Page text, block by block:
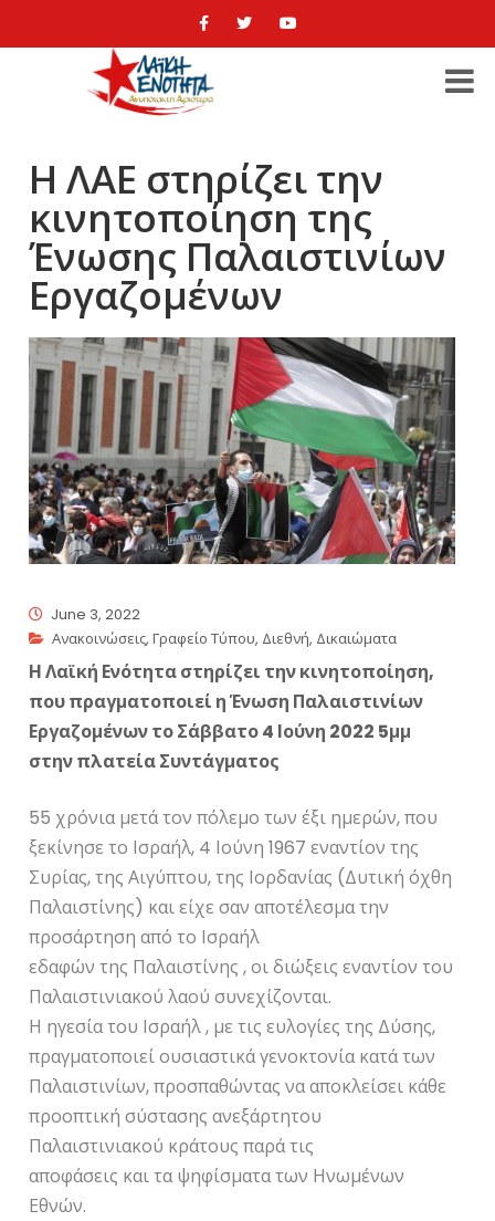
Η ΛΑΕ στηρίζει την
κινητοποίηση της
Ένωσης Παλαιστινίων
Εργαζομένων
June 3, 2022
Ανακοινώσεις,Γραφείο Τύπου, Διεθνή, Δικαιώματα
Η Λαϊκή Ενότητα στηρίζει την κινητοποίηση,
που πραγματοποιεί η Ένωση Παλαιστινίων
Εργαζομένων το Σάββατο 4 Ιούνη 2022 5μμ
στην πλατεία Συντάγματος
55 χρόνια μετά τον πόλεμο των έξι ημερών, που
ξεκίνησε το Ισραήλ, 4 Ιούνη 1967 εναντίον της
Συρίας, της Αιγύπτου, της Ιορδανίας (Δυτική όχθη
Παλαιστίνης) και είχε σαν αποτέλεσμα την
προσάρτηση από το Ισραήλ
εδαφών της Παλαιστίνης , οι διώξεις εναντίον του
Παλαιστινιακού λαού συνεχίζονται.
Η ηγεσία του Ισραήλ , με τις ευλογίες της Δύσης,
πραγματοποιεί ουσιαστικά γενοκτονία κατά των
Παλαιστινίων, προσπαθώντας να αποκλείσει κάθε
προοπτική σύστασης ανεξάρτητου
Παλαιστινιακού κράτους παρά τις
αποφάσεις και τα ψηφίσματα των Ηνωμένων
Εθνών.